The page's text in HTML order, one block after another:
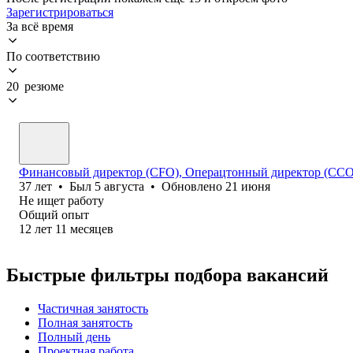
Зарегистрироваться
За всё время
По соответствию
20 резюме
Финансовый директор (CFO), Операцтонный директор
37 лет • Был 5 августа • Обновлено 21 июня
Не ищет работу
Общий опыт
12 лет 11 месяцев
Быстрые фильтры подбора вакансий
Частичная занятость
Полная занятость
Полный день